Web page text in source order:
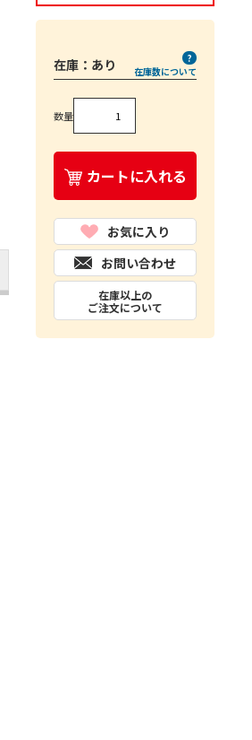
在庫： あり 在庫数について
数量
カートに入れる
お気に入り
お問い合わせ
在庫以上の
ご注文について